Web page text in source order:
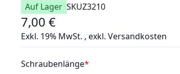
Auf Lager SKUZ3210
7,00 €
Exkl. 19% MwSt. , exkl. Versandkosten
Schraubenlänge